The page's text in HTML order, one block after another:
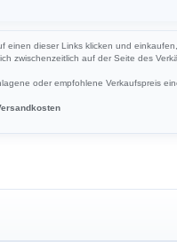
einen dieser Links klicken und
zwischenzeitlich auf der Seite des
oder empfohlene Verkaufspreis